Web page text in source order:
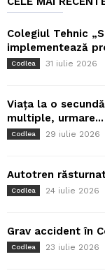
Colegiul Tehnic
implementează
Codlea 31 iulie 2026
Viața la o
multiple, urmare...
Codlea 29 iulie 2026
Autotren
Codlea 24 iulie 2026
Grav accident în
Codlea 23 iulie 2026